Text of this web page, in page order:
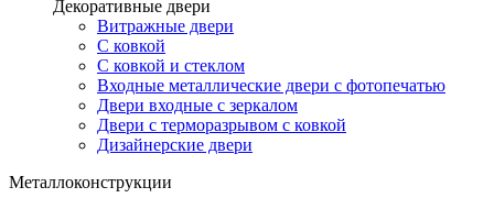
Декоративные двери
Витражные двери
С ковкой
С ковкой и стеклом
Входные металлические двери с фотопечатью
Двери входные с зеркалом
Двери с терморазрывом с ковкой
Дизайнерские двери
Металлоконструкции